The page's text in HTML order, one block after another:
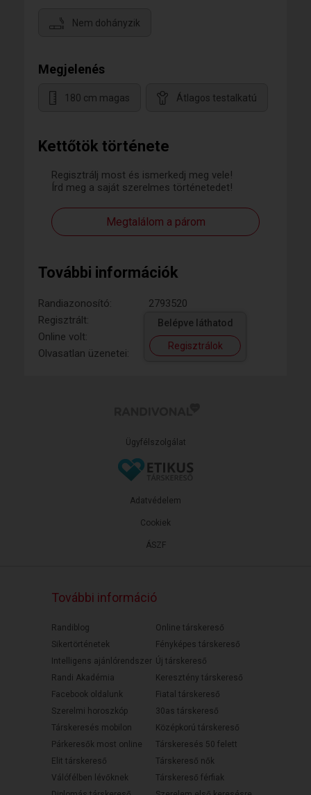
Kettőtök története
Regisztrálj most és ismerkedj meg vele!
Írd meg a saját szerelmes történetedet!
Megtalálom a párom
További információk
Randiazonosító:
2793520
Regisztrált:
Online volt:
Olvasatlan üzenetei:
Belépve láthatod
Regisztrálok
Nem dohányzik
Megjelenés
180 cm magas Átlagos testalkatú
Ügyfélszolgálat
ÁSZF
Adatvédelem
Cookiek
További információ
Randiblog
Sikertörténetek
Intelligens ajánlórendszer
Randi Akadémia
Facebook oldalunk
Szerelmi horoszkóp
Társkeresés mobilon
Párkeresők most online
Elit társkereső
Válófélben lévőknek
Online társkereső
Fényképes társkereső
Új társkereső
Keresztény társkereső
Fiatal társkereső
30as társkereső
Középkorú társkereső
Társkeresés 50 felett
Társkereső nők
Társkereső férfiak